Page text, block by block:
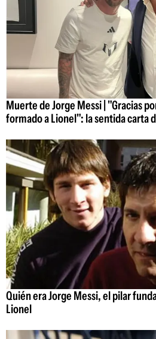
Muerte de Jorge Messi | "Gracias
formado a Lionel": la sentida carta
Quién era Jorge Messi, el pilar
Lionel